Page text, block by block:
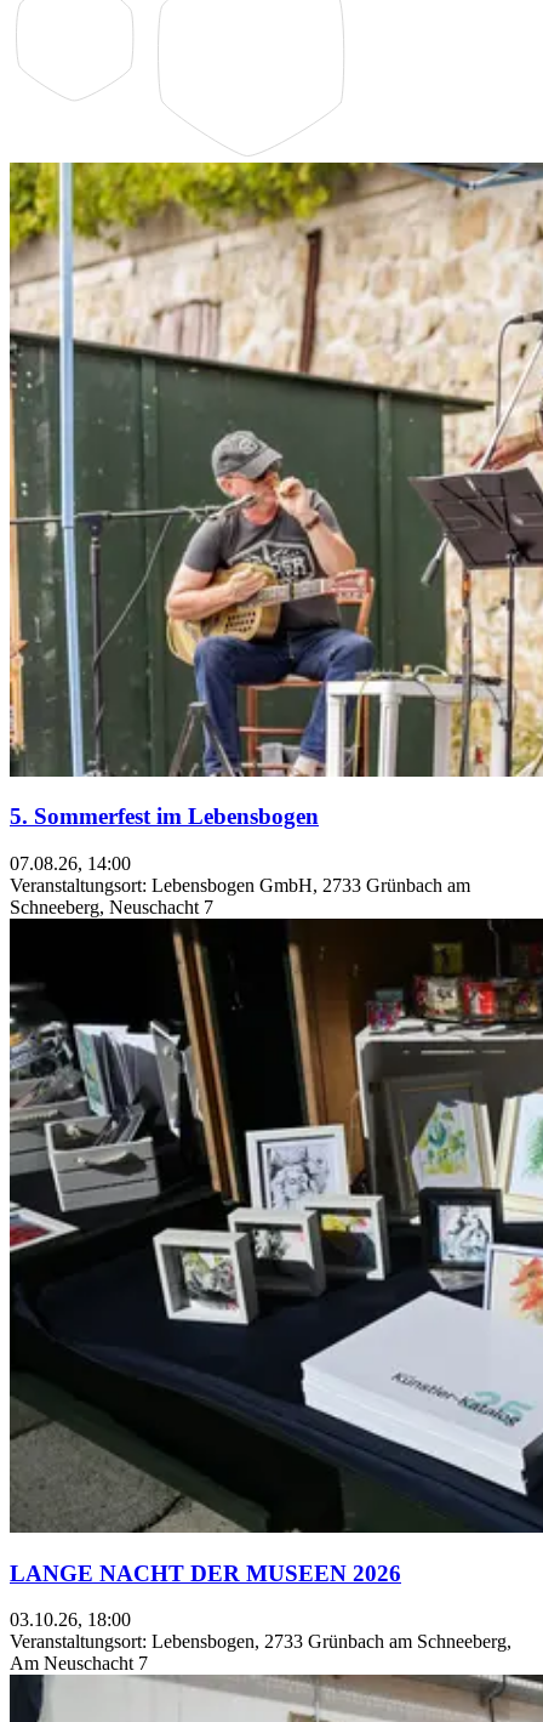
5. Sommerfest im Lebensbogen
07.08.26, 14:00
Veranstaltungsort: Lebensbogen GmbH, 2733 Grünbach am
Schneeberg, Neuschacht 7
LANGE NACHT DER MUSEEN 2026
03.10.26, 18:00
Veranstaltungsort: Lebensbogen, 2733 Grünbach am Schneeberg,
Am Neuschacht 7